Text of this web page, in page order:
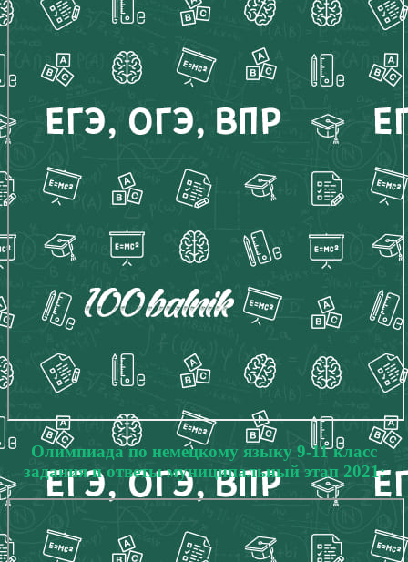
Олимпиада по немецкому языку 9-11 класс
задания и ответы муниципальный этап 2021: